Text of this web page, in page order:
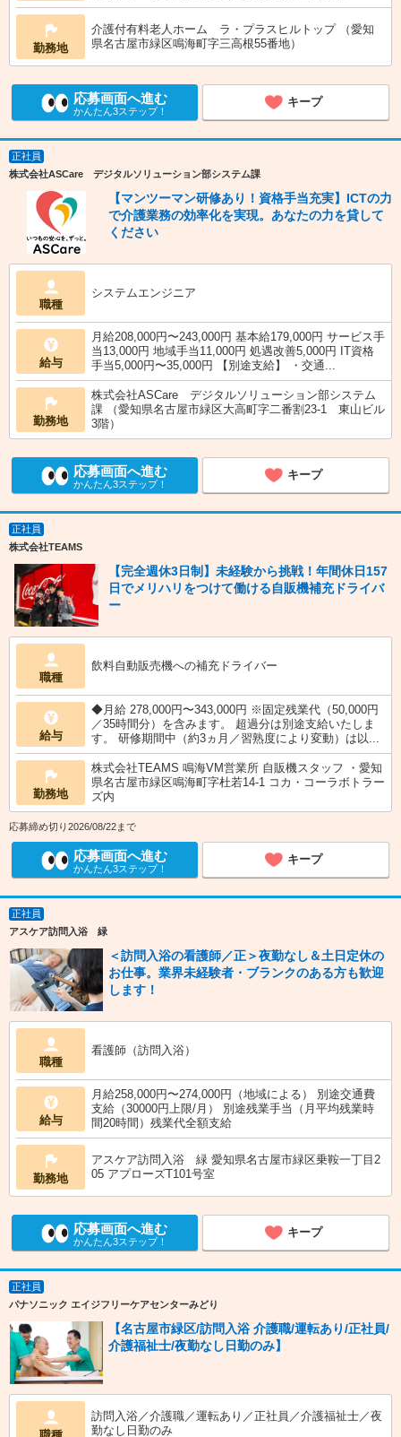
勤務地
介護付有料老人ホーム ラ・プラスヒルトップ （愛知
県名古屋市緑区鳴海町字三高根55番地）
応募画面へ進む
かんたん3ステップ！
キープ
正社員
株式会社ASCare デジタルソリューション部システム課
【マンツーマン研修あり！資格手当充実】ICTの力
で介護業務の効率化を実現。あなたの力を貸して
ください
職種
システムエンジニア
給与
月給208,000円〜243,000円 基本給179,000円 サービス手
当13,000円 地域手当11,000円 処遇改善5,000円 IT資格
手当5,000円〜35,000円 【別途支給】 ・交通...
勤務地
株式会社ASCare デジタルソリューション部システム
課 （愛知県名古屋市緑区大高町字二番割23-1 東山ビル
3階）
応募画面へ進む
かんたん3ステップ！
キープ
正社員
株式会社TEAMS
【完全週休3日制】未経験から挑戦！年間休日157
日でメリハリをつけて働ける自販機補充ドライバ
ー
職種
飲料自動販売機への補充ドライバー
給与
◆月給 278,000円〜343,000円 ※固定残業代（50,000円
／35時間分）を含みます。 超過分は別途支給いたしま
す。 研修期間中（約3ヵ月／習熟度により変動）は以...
勤務地
株式会社TEAMS 鳴海VM営業所 自販機スタッフ ・愛知
県名古屋市緑区鳴海町字杜若14-1 コカ・コーラボトラー
ズ内
応募締め切り2026/08/22まで
応募画面へ進む
かんたん3ステップ！
キープ
正社員
アスケア訪問入浴 緑
＜訪問入浴の看護師／正＞夜勤なし＆土日定休の
お仕事。業界未経験者・ブランクのある方も歓迎
します！
職種
看護師（訪問入浴）
給与
月給258,000円〜274,000円（地域による） 別途交通費
支給（30000円上限/月） 別途残業手当（月平均残業時
間20時間）残業代全額支給
勤務地
アスケア訪問入浴 緑 愛知県名古屋市緑区乗鞍一丁目2
05 アプローズT101号室
応募画面へ進む
かんたん3ステップ！
キープ
正社員
パナソニック エイジフリーケアセンターみどり
【名古屋市緑区/訪問入浴 介護職/運転あり/正社員/
介護福祉士/夜勤なし日勤のみ】
訪問入浴／介護職／運転あり／正社員／介護福祉士／夜
勤なし日勤のみ